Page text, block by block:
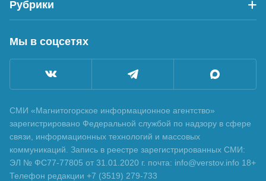
Рубрики
Мы в соцсетях
СМИ «Магнитогорское информационное агентство»
зарегистрировано Федеральной службой по надзору в сфере
связи, информационных технологий и массовых
коммуникаций. Запись в реестре зарегистрированных СМИ:
ЭЛ № ФС77-77805 от 31.01.2020 г. почта: info@verstov.info 18+
Телефон редакции +7 (3519) 279-733